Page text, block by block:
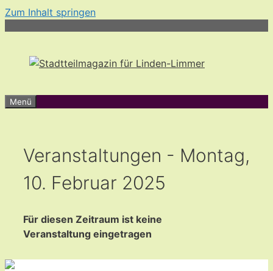
Zum Inhalt springen
Menü
Veranstaltungen - Montag,
10. Februar 2025
Für diesen Zeitraum ist keine
Veranstaltung eingetragen